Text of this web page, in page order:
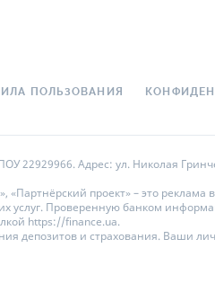
ПОЛЬЗОВАНИЯ
22929966. Адрес: ул. Николая
проект» – это
услуг. Проверенную банком
https://finance.ua.
депозитов и страхования. Ваши